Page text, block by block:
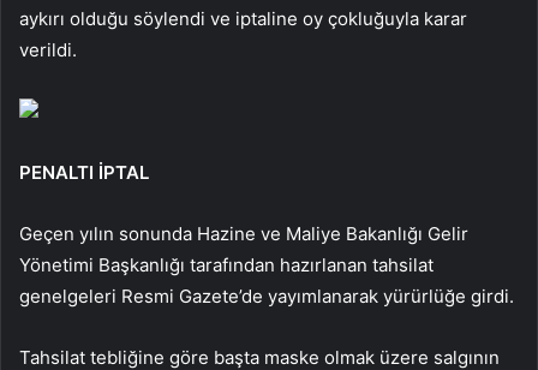
aykırı olduğu söylendi ve iptaline oy çokluğuyla karar
verildi.
PENALTI İPTAL
Geçen yılın sonunda Hazine ve Maliye Bakanlığı Gelir
Yönetimi Başkanlığı tarafından hazırlanan tahsilat
genelgeleri Resmi Gazete’de yayımlanarak yürürlüğe girdi.
Tahsilat tebliğine göre başta maske olmak üzere salgının